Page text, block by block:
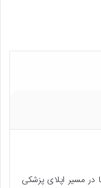
در مسیر اپلای پزشکی